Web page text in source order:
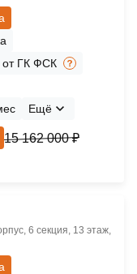
от ГК ФСК
Ещё
15 162 000 ₽
6 секция, 13 этаж,